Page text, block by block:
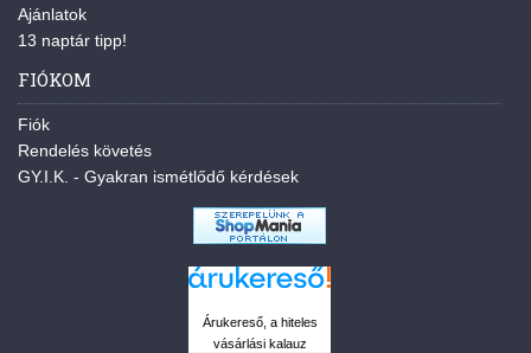
Ajánlatok
13 naptár tipp!
FIÓKOM
Fiók
Rendelés követés
GY.I.K. - Gyakran ismétlődő kérdések
Árukereső, a hiteles
vásárlási kalauz